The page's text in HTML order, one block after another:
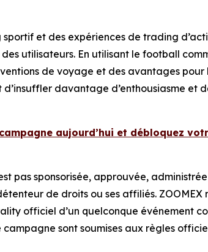
et des expériences de trading
utilisateurs. En utilisant le football
de voyage et des avantages
davantage d’enthousiasme et
aujourd’hui et débloquez
pas sponsorisée, approuvée,
de droits ou ses affiliés. ZOOMEX
officiel d’un quelconque événement
sont soumises aux règles